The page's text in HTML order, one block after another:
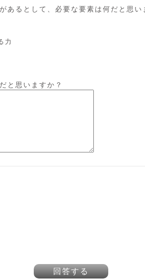
あるとして、必要な要素は何だと思い
力
と思いますか？
回答する